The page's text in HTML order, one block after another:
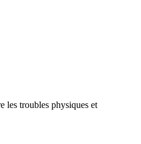
les troubles physiques et